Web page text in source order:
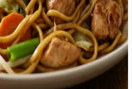
lõhn täiendavad
ja kergelt krõbedaks
See roog sobib
pakkudes kiirelt valmivat ja
kogu perele. Serveerige seda
ja nautige iga suutäit, mis on